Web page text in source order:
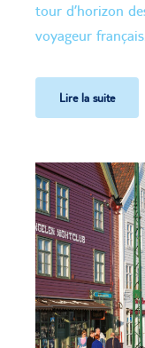
tour d’horizon
voyageur français.
Lire la suite